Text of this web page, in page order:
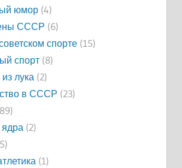
юмор(4)
СССР (6)
спорте(15)
спорт(8)
лука(2)
в СССР (23)
(2)
(1)